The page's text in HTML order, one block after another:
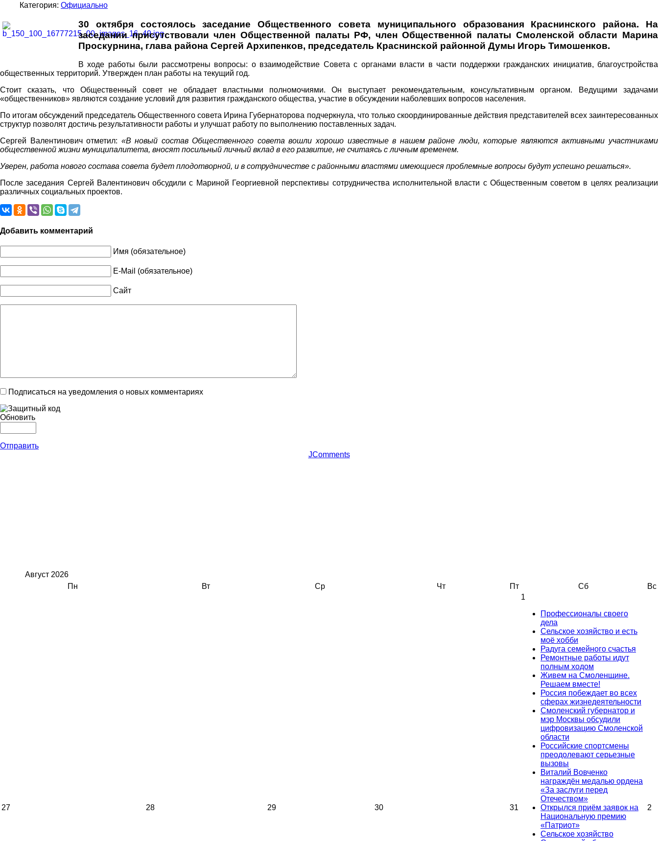
Категория: Официально
30 октября состоялось заседание Общественного совета муниципального образования Краснинского района. На
заседании присутствовали член Общественной палаты РФ, член Общественной палаты Смоленской области Марина
Проскурнина, глава района Сергей Архипенков, председатель Краснинской районной Думы Игорь Тимошенков.
В ходе работы были рассмотрены вопросы: о взаимодействие Совета с органами власти в части поддержки гражданских инициатив, благоустройства
общественных территорий. Утвержден план работы на текущий год.
Стоит сказать, что Общественный совет не обладает властными полномочиями. Он выступает рекомендательным, консультативным органом. Ведущими задачами
«общественников» являются создание условий для развития гражданского общества, участие в обсуждении наболевших вопросов населения.
По итогам обсуждений председатель Общественного совета Ирина Губернаторова подчеркнула, что только скоординированные действия представителей всех заинтересованных
структур позволят достичь результативности работы и улучшат работу по выполнению поставленных задач.
Сергей Валентинович отметил: «В новый состав Общественного совета вошли хорошо известные в нашем районе люди, которые являются активными участниками
общественной жизни муниципалитета, вносят посильный личный вклад в его развитие, не считаясь с личным временем.
Уверен, работа нового состава совета будет плодотворной, и в сотрудничестве с районными властями имеющиеся проблемные вопросы будут успешно решаться».
После заседания Сергей Валентинович обсудили с Мариной Георгиевной перспективы сотрудничества исполнительной власти с Общественным советом в целях реализации
различных социальных проектов.
Добавить комментарий
Имя (обязательное)
E-Mail (обязательное)
Сайт
Подписаться на уведомления о новых комментариях
Обновить
Отправить
JComments
Август 2026
Пн
Вт Ср Чт Пт Сб Вс
27 28 29 30 31
1
Профессионалы своего
дела
Сельское хозяйство и есть
моё хобби
Радуга семейного счастья
Ремонтные работы идут
полным ходом
Живем на Смоленщине.
Решаем вместе!
Россия побеждает во всех
сферах жизнедеятельности
Смоленский губернатор и
мэр Москвы обсудили
цифровизацию Смоленской
области
Российские спортсмены
преодолевают серьезные
вызовы
Виталий Вовченко
награждён медалью ордена
«За заслуги перед
Отечеством»
Открылся приём заявок на
Национальную премию
«Патриот»
Сельское хозяйство
2